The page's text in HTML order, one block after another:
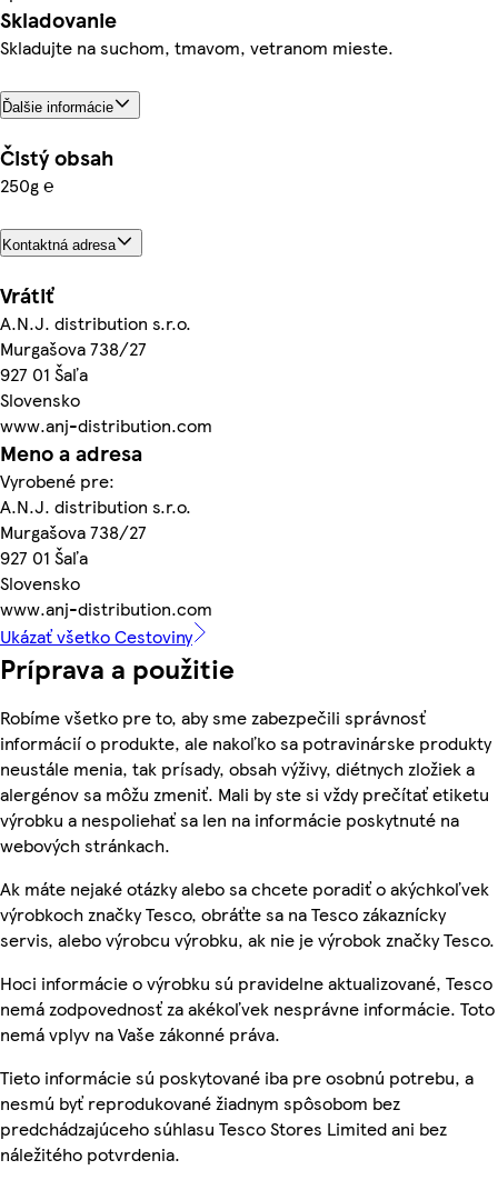
Skladovanie
Skladujte na suchom, tmavom, vetranom mieste.
Ďalšie informácie
Čistý obsah
250g ℮
Kontaktná adresa
Vrátiť
A.N.J. distribution s.r.o.
Murgašova 738/27
927 01 Šaľa
Slovensko
www.anj-distribution.com
Meno a adresa
Vyrobené pre:
A.N.J. distribution s.r.o.
Murgašova 738/27
927 01 Šaľa
Slovensko
www.anj-distribution.com
Ukázať všetko Cestoviny
Príprava a použitie
Robíme všetko pre to, aby sme zabezpečili správnosť
informácií o produkte, ale nakoľko sa potravinárske produkty
neustále menia, tak prísady, obsah výživy, diétnych zložiek a
alergénov sa môžu zmeniť. Mali by ste si vždy prečítať etiketu
výrobku a nespoliehať sa len na informácie poskytnuté na
webových stránkach.
Ak máte nejaké otázky alebo sa chcete poradiť o akýchkoľvek
výrobkoch značky Tesco, obráťte sa na Tesco zákaznícky
servis, alebo výrobcu výrobku, ak nie je výrobok značky Tesco.
Hoci informácie o výrobku sú pravidelne aktualizované, Tesco
nemá zodpovednosť za akékoľvek nesprávne informácie. Toto
nemá vplyv na Vaše zákonné práva.
Tieto informácie sú poskytované iba pre osobnú potrebu, a
nesmú byť reprodukované žiadnym spôsobom bez
predchádzajúceho súhlasu Tesco Stores Limited ani bez
náležitého potvrdenia.